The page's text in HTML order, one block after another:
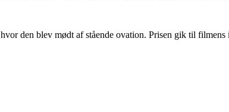
den blev mødt af stående ovation. Prisen gik til filmens